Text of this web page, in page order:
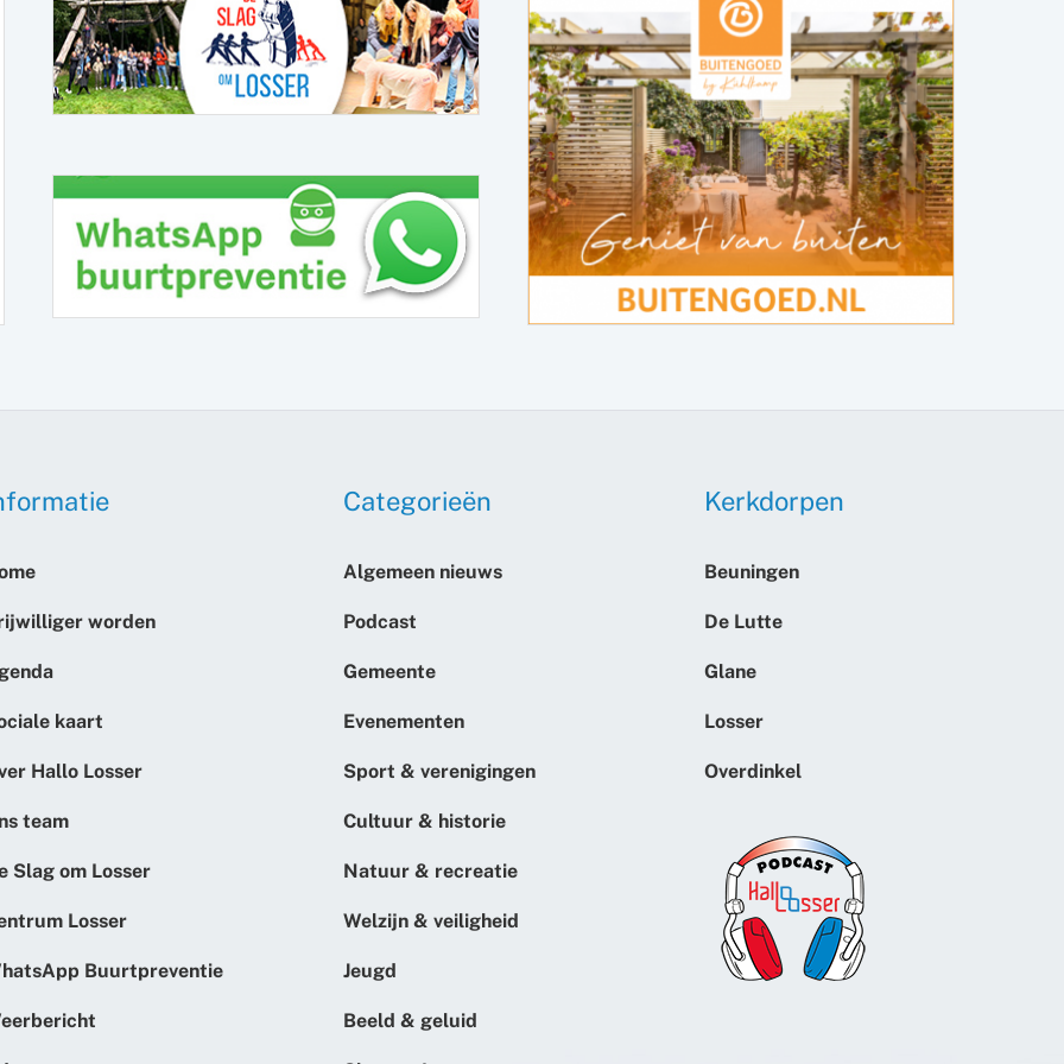
worden
kaart
Hallo Losser
team
Slag om Losser
Losser
Buurtpreventie
Categorieën
Algemeen nieuws
Podcast
Gemeente
Evenementen
Sport & verenigingen
Cultuur & historie
Natuur & recreatie
Welzijn & veiligheid
Jeugd
Beeld & geluid
Kerkdorpen
Beuningen
De Lutte
Glane
Losser
Overdinkel